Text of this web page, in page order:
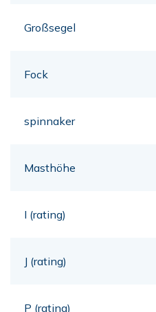
Großsegel
Fock
spinnaker
Masthöhe
I (rating)
J (rating)
P (rating)